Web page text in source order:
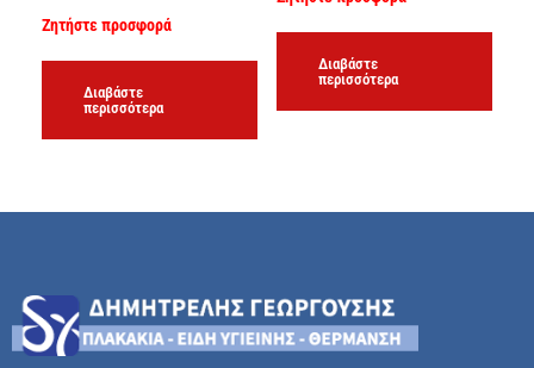
Ζητήστε προσφορά
Διαβάστε
περισσότερα
Διαβάστε
περισσότερα